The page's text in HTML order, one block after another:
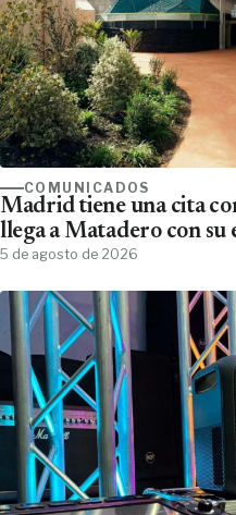
COMUNICADOS
Madrid tiene una cita
llega a Matadero con su
5 de agosto de 2026